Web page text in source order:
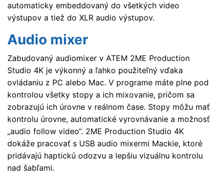
automaticky embeddovaný do všetkých video
výstupov a tiež do XLR audio výstupov.
Audio mixer
Zabudovaný audiomixer v ATEM 2ME Production
Studio 4K je výkonný a ľahko použiteľný vďaka
ovládaniu z PC alebo Mac. V programe máte plne pod
kontrolou všetky stopy a ich mixovanie, pričom sa
zobrazujú ich úrovne v reálnom čase. Stopy môžu mať
kontrolu úrovne, automatické vyrovnávanie a možnosť
„audio follow video“. 2ME Production Studio 4K
dokáže pracovať s USB audio mixermi Mackie, ktoré
pridávajú haptickú odozvu a lepšiu vizuálnu kontrolu
nad šabľami.